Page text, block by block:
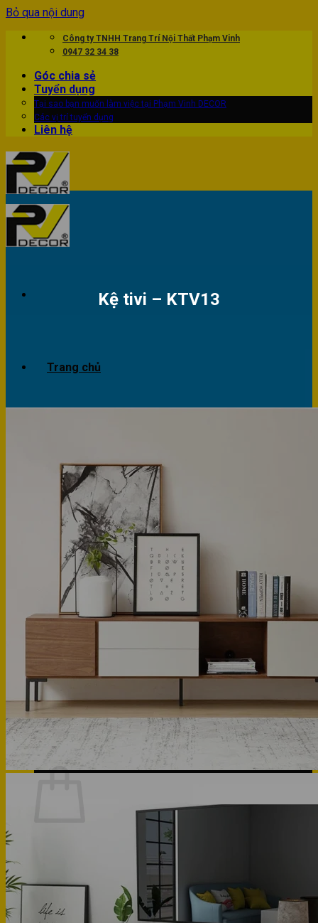
Bỏ qua nội dung
Công ty TNHH Trang Trí Nội Thất Phạm Vinh
0947 32 34 38
Góc chia sẻ
Tuyển dụng
Tại sao bạn muốn làm việc tại Phạm Vinh DECOR
Các vị trí tuyển dụng
Liên hệ
Trang chủ
Dự án
Công trình văn phòng
Công trình nhà ở
Sản phẩm
Văn phòng
Phòng bếp
Phòng ngủ
Tìm kiếm:
Chưa có sản phẩm trong giỏ hàng.
Hotline: 0947 323438
Kệ tivi – KTV13